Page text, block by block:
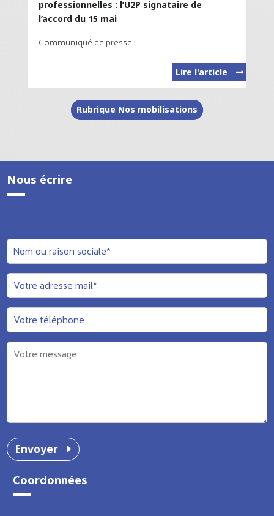
professionnelles : l’U2P signataire de
l’accord du 15 mai
Communiqué de presse :
Lire l'article
Rubrique Nos mobilisations
Nous écrire
Envoyer
Coordonnées